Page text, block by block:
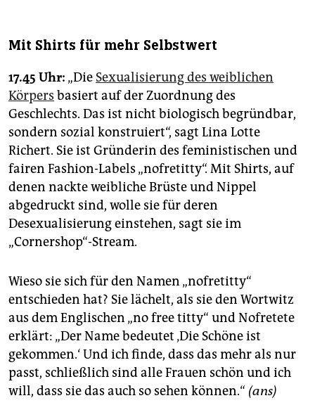
Mit Shirts für mehr Selbstwert
17.45 Uhr: „Die Sexualisierung des weiblichen
Körpers basiert auf der Zuordnung des
Geschlechts. Das ist nicht biologisch begründbar,
sondern sozial konstruiert“, sagt Lina Lotte
Richert. Sie ist Gründerin des feministischen und
fairen Fashion-Labels „nofretitty“. Mit Shirts, auf
denen nackte weibliche Brüste und Nippel
abgedruckt sind, wolle sie für deren
Desexualisierung einstehen, sagt sie im
„Cornershop“-Stream.
Wieso sie sich für den Namen „nofretitty“
entschieden hat? Sie lächelt, als sie den Wortwitz
aus dem Englischen „no free titty“ und Nofretete
erklärt: „Der Name bedeutet ‚Die Schöne ist
gekommen.‘ Und ich finde, dass das mehr als nur
passt, schließlich sind alle Frauen schön und ich
will, dass sie das auch so sehen können.“ (ans)